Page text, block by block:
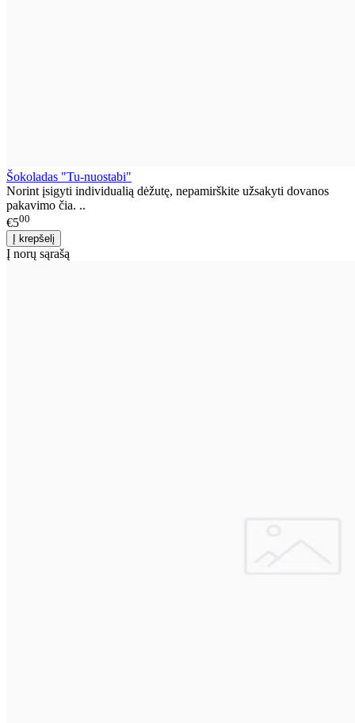
Šokoladas "Tu-nuostabi"
Norint įsigyti individualią dėžutę, nepamirškite užsakyti dovanos
pakavimo čia. ..
€500
Į norų sąrašą